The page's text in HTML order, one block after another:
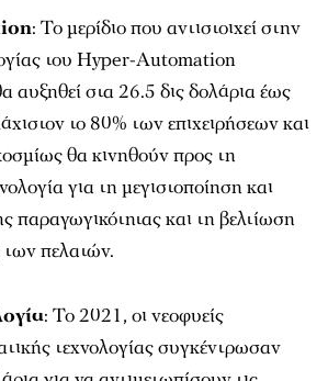
: Το μερίδιο που αντιστοιχεί στην
του Hyper-Automation
αυξηθεί στα 26.5 δις δολάρια έως
το 80% των επιχειρήσεων και
θα κινηθούν προς τη
για τη μεγιστοποίηση και
παραγωγικότητας και τη βελτίωση
των πελατών.
: Το 2021, οι νεοφυείς
τεχνολογίας συγκέντρωσαν